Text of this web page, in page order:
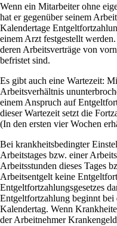
Wenn ein Mitarbeiter ohne
hat er gegenüber seinem
Kalendertage
einem Arzt festgestellt
deren Arbeitsverträge von
befristet sind.
Es gibt auch eine Wartezeit:
Arbeitsverhältnis
einem Anspruch auf
dieser Wartezeit setzt die
(In den ersten vier Wochen
Bei krankheitsbedingter
Arbeitstages bzw. einer
Arbeitsstunden dieses Tages
Arbeitsentgelt keine
Entgeltfortzahlungsgesetzes
Entgeltfortzahlung beginnt bei
Kalendertag. Wenn
der Arbeitnehmer